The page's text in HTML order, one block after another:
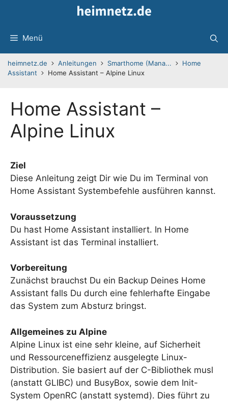
Menü
heimnetz.de Anleitungen Smarthome (Mana...
Home
Assistant
Home Assistant – Alpine Linux
Home Assistant –
Alpine Linux
Ziel
Diese Anleitung zeigt Dir wie Du im Terminal von
Home Assistant Systembefehle ausführen kannst.
Voraussetzung
Du hast Home Assistant installiert. In Home
Assistant ist das Terminal installiert.
Vorbereitung
Zunächst brauchst Du ein Backup Deines Home
Assistant falls Du durch eine fehlerhafte Eingabe
das System zum Absturz bringst.
Allgemeines zu Alpine
Alpine Linux ist eine sehr kleine, auf Sicherheit
und Ressourceneffizienz ausgelegte Linux-
Distribution. Sie basiert auf der C-Bibliothek musl
(anstatt GLIBC) und BusyBox, sowie dem Init-
System OpenRC (anstatt systemd). Dies führt zu